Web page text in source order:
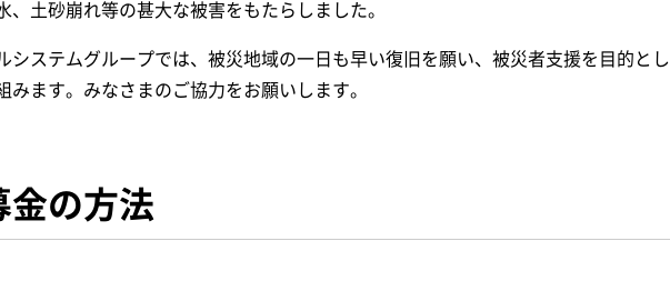
、土砂崩れ等の甚大な被害をもたらしました。
システムグループでは、被災地域の一日も早い復旧を願い、被災者支援を目的と
みます。みなさまのご協力をお願いします。
金の方法